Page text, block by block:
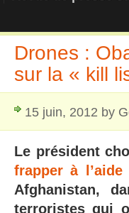
Drones :
sur la « kill
15 juin, 2012 by
Le président
frapper à l’aide
Afghanistan,
terroristes qui